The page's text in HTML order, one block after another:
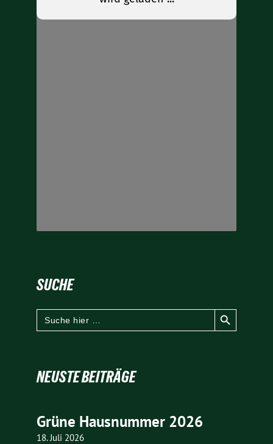
SUCHE
Search
for:
Search Button
NEUSTE BEITRÄGE
Grüne Hausnummer 2026
18. Juli 2026